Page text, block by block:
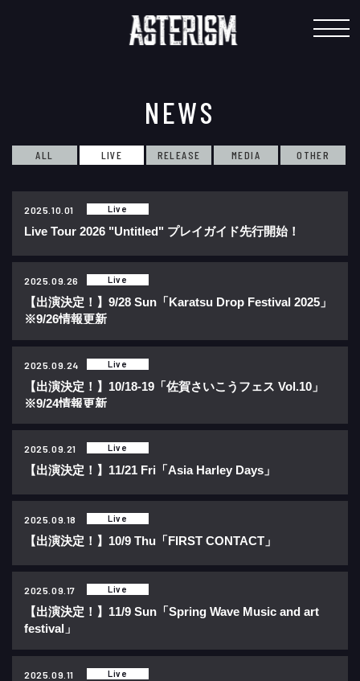
NEWS
ALL LIVE RELEASE MEDIA OTHER
2025.10.01 Live
Live Tour 2026 "Untitled" プレイガイド先行開始！
2025.09.26 Live
【出演決定！】9/28 Sun「Karatsu Drop Festival 2025」
※9/26情報更新
2025.09.24 Live
【出演決定！】10/18-19「佐賀さいこうフェス Vol.10」
※9/24情報更新
2025.09.21 Live
【出演決定！】11/21 Fri「Asia Harley Days」
2025.09.18 Live
【出演決定！】10/9 Thu「FIRST CONTACT」
2025.09.17 Live
【出演決定！】11/9 Sun「Spring Wave Music and art
festival」
2025.09.11 Live